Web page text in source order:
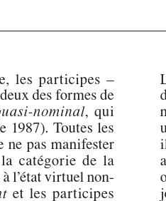
Details :
Le participe passé prédicatif
NARJOUX, Cécile
L'Information Grammaticale
174 Date:juin 2022
39-47
10.2143/IG.174.0.3291029
:
available